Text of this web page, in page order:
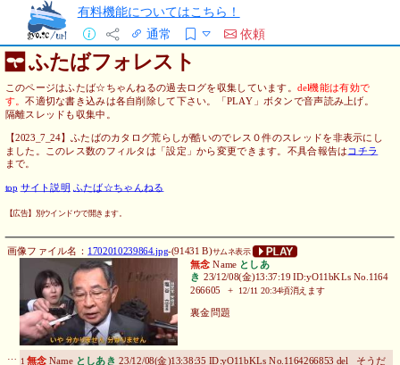
有料機能についてはこちら！
通常
依頼